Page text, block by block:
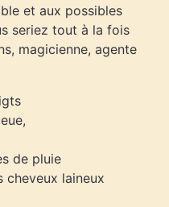
et aux possibles
seriez tout à la fois
magicienne, agente
de pluie
laineux